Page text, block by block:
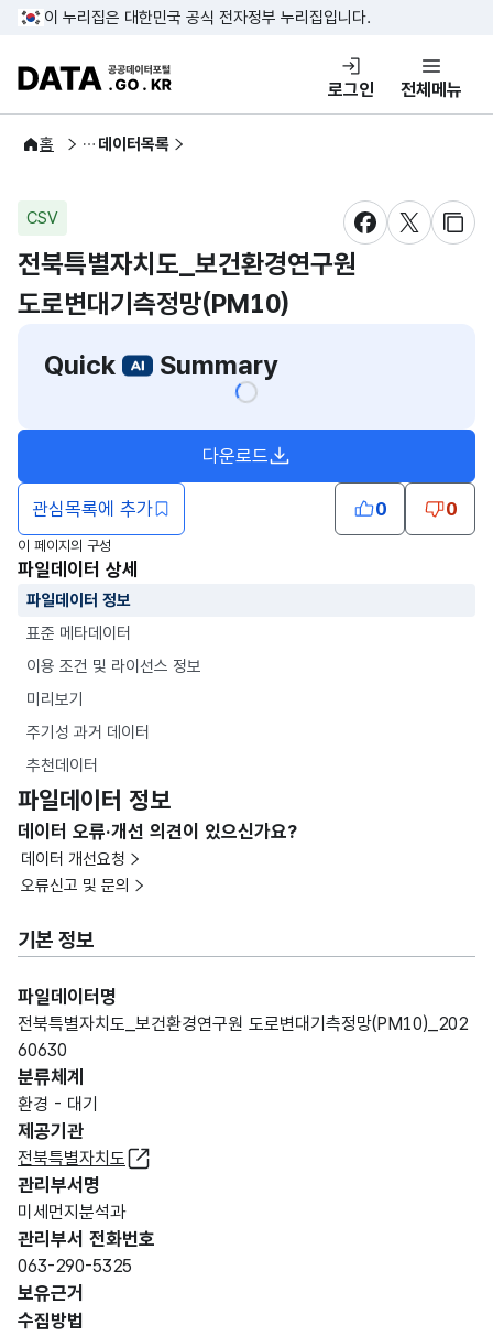
콘텐츠 바로가기
푸터 바로가기
이 누리집은 대한민국 공식 전자정부 누리집입니다.
DATA.GO.KR 공공데이터포털
로그인 전체메뉴
홈
공공데이터 데이터목록
CSV
새창 열림새창 열림
새창
전북특별자치도_보건환경연구원
도로변대기측정망(PM10)
Quick
Summary
관심목록에 추가
다운로드
0 0
이 페이지의 구성
파일데이터 상세
파일데이터 정보
표준 메타데이터
이용 조건 및 라이선스 정보
미리보기
주기성 과거 데이터
추천데이터
파일데이터 정보
데이터 오류·개선 의견이 있으신가요?
데이터 개선요청
오류신고 및 문의
기본 정보
파일데이터명
전북특별자치도_보건환경연구원 도로변대기측정망(PM10)_202
60630
분류체계
환경 - 대기
제공기관
전북특별자치도
관리부서명
미세먼지분석과
관리부서 전화번호
063-290-5325
보유근거
수집방법